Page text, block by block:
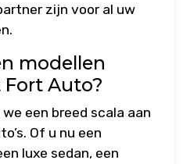
zijn voor al uw
modellen
Fort Auto?
een breed scala aan
Of u nu een
luxe sedan, een